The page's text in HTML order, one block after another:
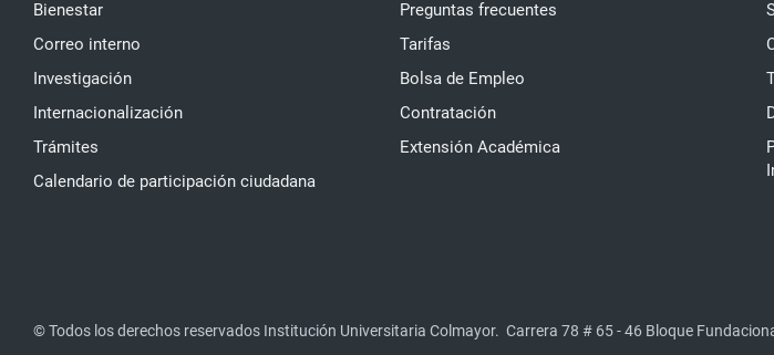
Bienestar
Correo interno
Investigación
Internacionalización
Trámites
Calendario de participación ciudadana
Preguntas frecuentes
Tarifas
Bolsa de Empleo
Contratación
Extensión Académica
© Todos los derechos reservados Institución Universitaria Colmayor. Carrera 78 # 65 - 46 Bloque